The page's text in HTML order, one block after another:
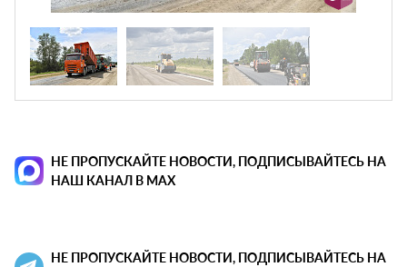
НЕ ПРОПУСКАЙТЕ НОВОСТИ, ПОДПИСЫВАЙТЕСЬ НА
НАШ КАНАЛ В MAX
НЕ ПРОПУСКАЙТЕ НОВОСТИ, ПОДПИСЫВАЙТЕСЬ НА